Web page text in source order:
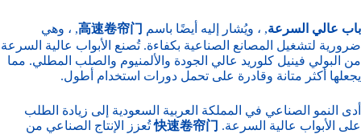
باب عالي السرعة, ، ويُشار إليه أيضًا باسم 高速卷帘门, ، وهي
ضرورية لتشغيل المصانع الصناعية بكفاءة. تُصنع الأبواب عالية السرعة
من البولي فينيل كلوريد عالي الجودة والألمنيوم والصلب المطلي. مما
يجعلها أكثر متانة وقادرة على تحمل دورات استخدام أطول.
أدى النمو الصناعي في المملكة العربية السعودية إلى زيادة الطلب
على الأبواب عالية السرعة. 快速卷帘门تُعزز الإنتاج الصناعي من